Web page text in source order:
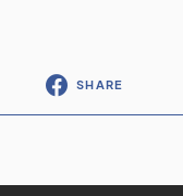
SHARE